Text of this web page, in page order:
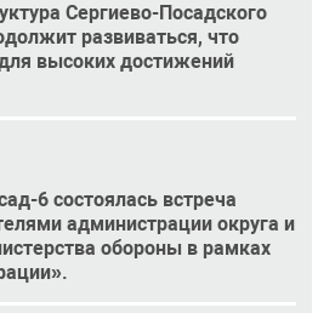
Сергиево-Посадского
развиваться, что
высоких достижений
6 состоялась встреча
администрации округа и
обороны в рамках